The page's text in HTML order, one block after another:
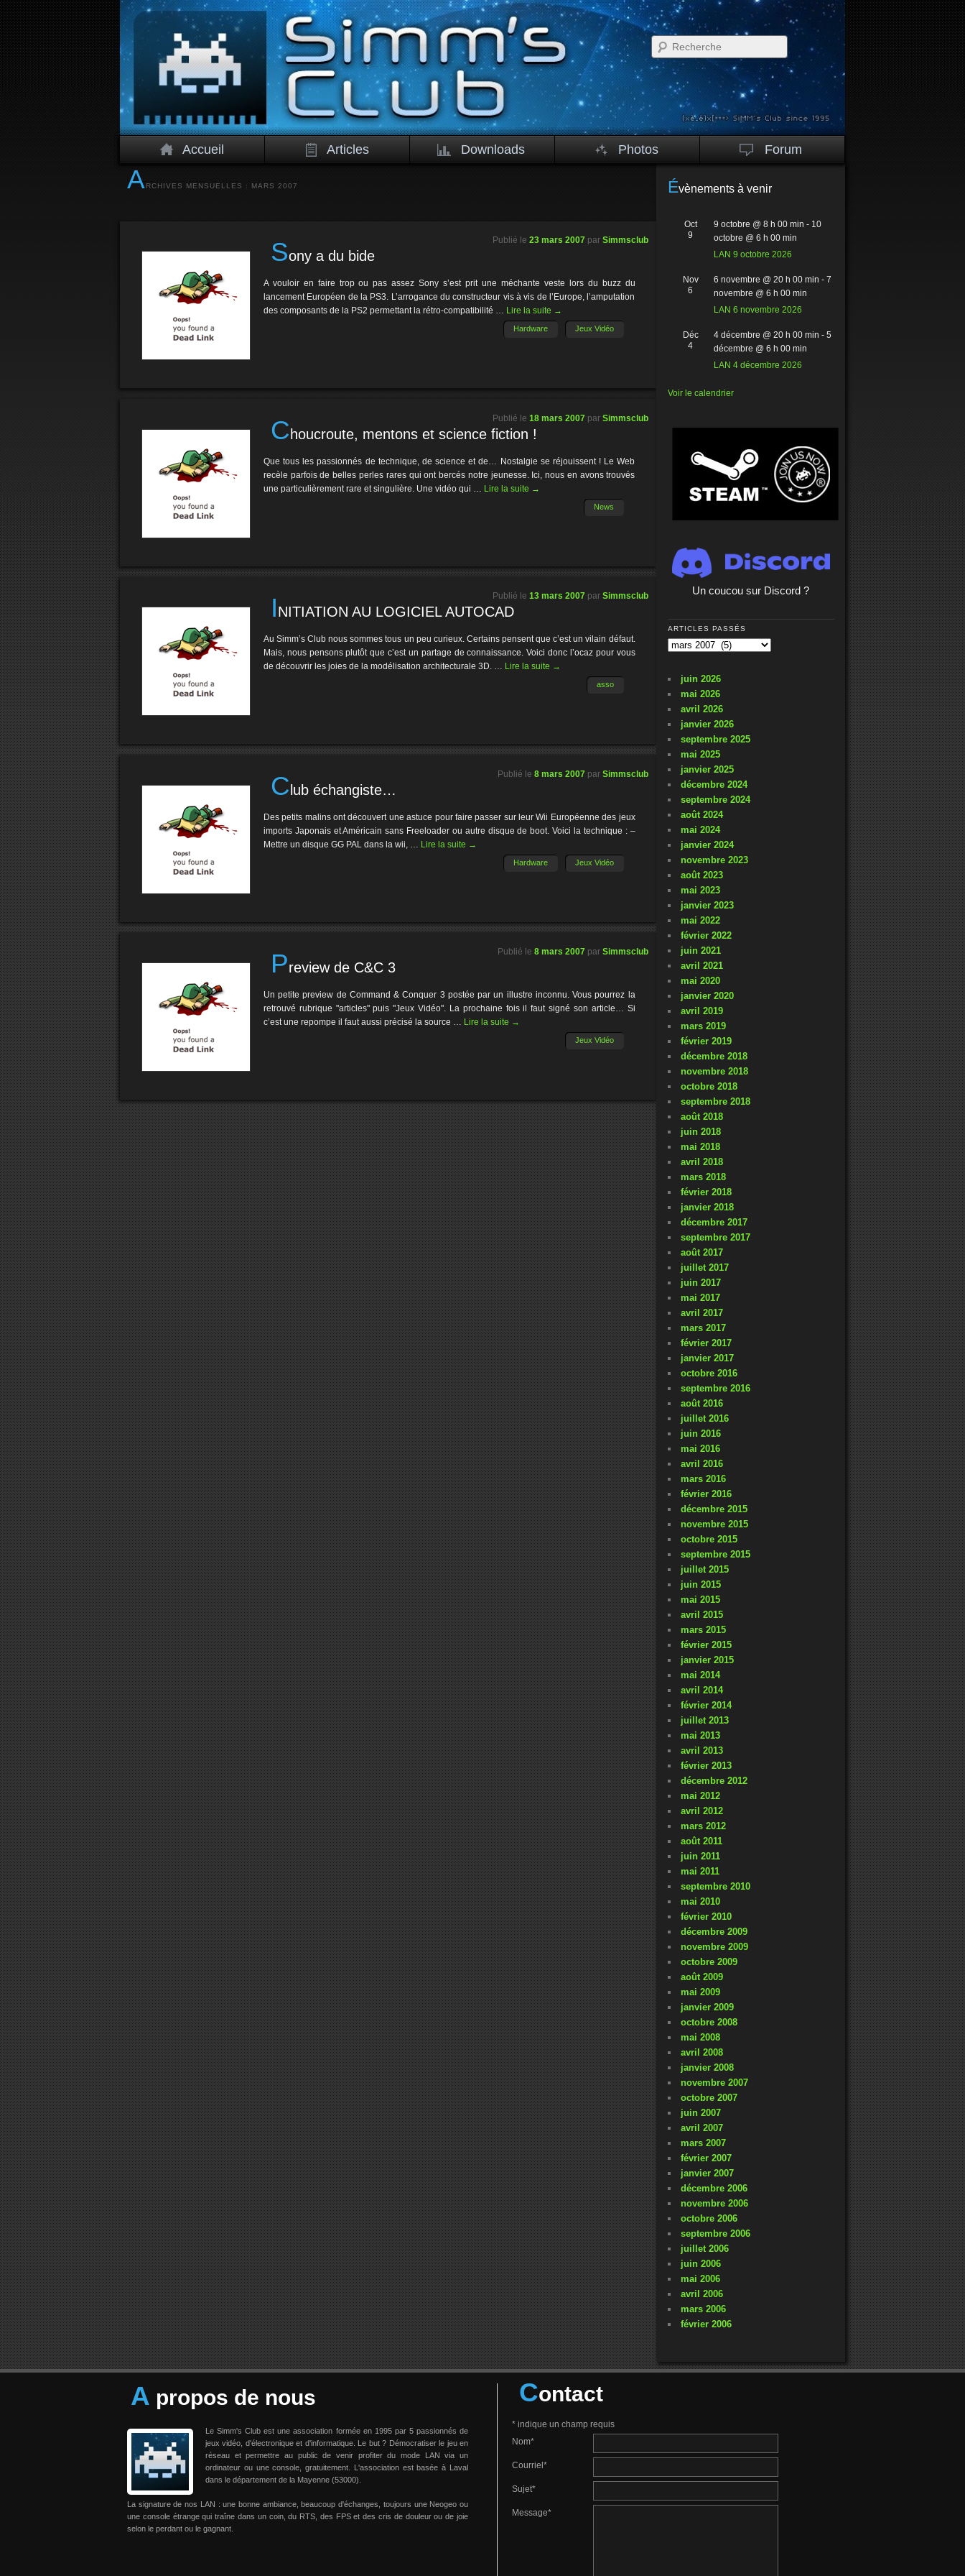
Accueil Articles Downloads Photos Forum
A RCHIVES MENSUELLES : MARS 2007
Publié le23 mars 2007 parSimmsclub
Sony a du bide
A vouloir en faire trop ou pas assez Sony s’est prit une méchante veste lors du buzz du
lancement Européen de la PS3. L’arrogance du constructeur vis à vis de l’Europe, l’amputation
des composants de la PS2 permettant la rétro-compatibilité … Lire la suite →
Hardware Jeux Vidéo
Publié le18 mars 2007 parSimmsclub
C houcroute, mentons et science fiction !
Que tous les passionnés de technique, de science et de… Nostalgie se réjouissent ! Le Web
recèle parfois de belles perles rares qui ont bercés notre jeunesse. Ici, nous en avons trouvés
une particulièrement rare et singulière. Une vidéo qui … Lire la suite →
News
Publié le13 mars 2007 parSimmsclub
INITIATION AU LOGICIEL AUTOCAD
Au Simm’s Club nous sommes tous un peu curieux. Certains pensent que c’est un vilain défaut.
Mais, nous pensons plutôt que c’est un partage de connaissance. Voici donc l’ocaz pour vous
de découvrir les joies de la modélisation architecturale 3D. … Lire la suite →
asso
Publié le8 mars 2007 parSimmsclub
Club échangiste…
Des petits malins ont découvert une astuce pour faire passer sur leur Wii Européenne des jeux
imports Japonais et Américain sans Freeloader ou autre disque de boot. Voici la technique : –
Mettre un disque GG PAL dans la wii, … Lire la suite →
Hardware Jeux Vidéo
Publié le8 mars 2007 parSimmsclub
Preview de C&C 3
Un petite preview de Command & Conquer 3 postée par un illustre inconnu. Vous pourrez la
retrouvé rubrique "articles" puis "Jeux Vidéo". La prochaine fois il faut signé son article… Si
c’est une repompe il faut aussi précisé la source … Lire la suite →
Jeux Vidéo
Évènements à venir
Oct
9
9 octobre @ 8 h 00 min - 10
octobre @ 6 h 00 min
LAN 9 octobre 2026
Nov
6
6 novembre @ 20 h 00 min - 7
novembre @ 6 h 00 min
LAN 6 novembre 2026
Déc
4
4 décembre @ 20 h 00 min - 5
décembre @ 6 h 00 min
LAN 4 décembre 2026
Voir le calendrier
Un coucou sur Discord ?
ARTICLES PASSÉS
Articles
juin 2026
mai 2026
avril 2026
janvier 2026
septembre 2025
mai 2025
janvier 2025
décembre 2024
septembre 2024
août 2024
mai 2024
janvier 2024
novembre 2023
août 2023
mai 2023
janvier 2023
mai 2022
février 2022
juin 2021
avril 2021
mai 2020
janvier 2020
avril 2019
mars 2019
février 2019
décembre 2018
novembre 2018
octobre 2018
septembre 2018
août 2018
juin 2018
mai 2018
avril 2018
mars 2018
février 2018
janvier 2018
décembre 2017
septembre 2017
août 2017
juillet 2017
juin 2017
mai 2017
avril 2017
mars 2017
février 2017
janvier 2017
octobre 2016
septembre 2016
août 2016
juillet 2016
juin 2016
mai 2016
avril 2016
mars 2016
février 2016
décembre 2015
novembre 2015
octobre 2015
septembre 2015
juillet 2015
juin 2015
mai 2015
avril 2015
mars 2015
février 2015
janvier 2015
mai 2014
avril 2014
février 2014
juillet 2013
mai 2013
avril 2013
février 2013
décembre 2012
mai 2012
avril 2012
mars 2012
août 2011
juin 2011
mai 2011
septembre 2010
mai 2010
février 2010
décembre 2009
novembre 2009
octobre 2009
août 2009
mai 2009
janvier 2009
octobre 2008
mai 2008
avril 2008
janvier 2008
novembre 2007
octobre 2007
juin 2007
avril 2007
mars 2007
février 2007
janvier 2007
décembre 2006
novembre 2006
octobre 2006
septembre 2006
juillet 2006
juin 2006
mai 2006
avril 2006
mars 2006
février 2006
A propos de nous
Le Simm's Club est une association formée en 1995 par 5 passionnés de
jeux vidéo, d'électronique et d'informatique. Le but ? Démocratiser le jeu en
réseau et permettre au public de venir profiter du mode LAN via un
ordinateur ou une console, gratuitement. L'association est basée à Laval
dans le département de la Mayenne (53000).
La signature de nos LAN : une bonne ambiance, beaucoup d'échanges, toujours une Neogeo ou
une console étrange qui traîne dans un coin, du RTS, des FPS et des cris de douleur ou de joie
selon le perdant ou le gagnant.
Contact
* indique un champ requis
Nom*
Courriel*
Sujet*
Message*